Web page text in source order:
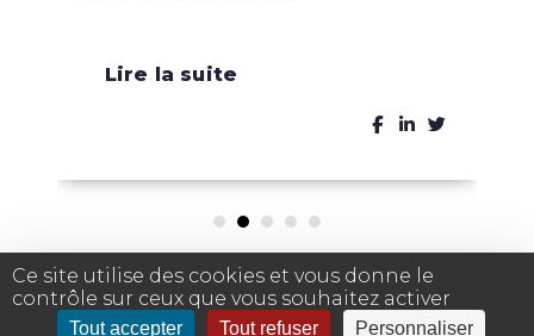
Lire la suite
Ce site utilise des cookies et vous donne le
contrôle sur ceux que vous souhaitez activer
Tout accepter Tout refuser Personnaliser